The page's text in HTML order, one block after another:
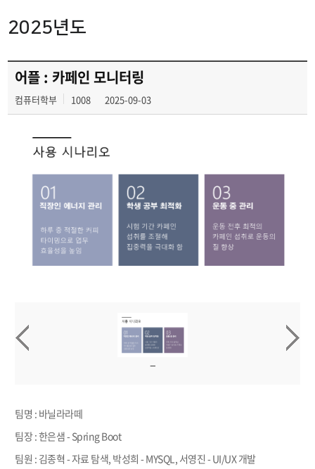
2020년도
2025년도
어플 : 카페인 모니터링
컴퓨터학부 1008 2025-09-03
팀명 : 바닐라라떼
팀장 : 한은샘 - Spring Boot
팀원 : 김종혁 - 자료 탐색, 박성희 - MYSQL, 서영진 - UI/UX 개발